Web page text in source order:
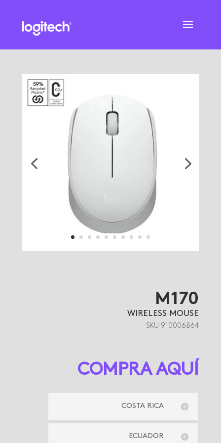
M170
WIRELESS MOUSE
SKU 910006864
COMPRA AQUÍ
COSTA RICA
ECUADOR